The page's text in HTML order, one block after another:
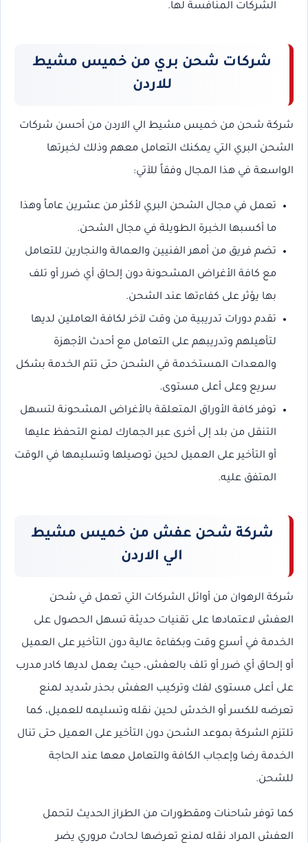
الشركات المنافسة لها.
شركات شحن بري من خميس مشيط
للاردن
شركة شحن من خميس مشيط الي الاردن من أحسن شركات
الشحن البري التي يمكنك التعامل معهم وذلك لخبرتها
الواسعة في هذا المجال وفقاً للآتي:
تعمل في مجال الشحن البري لأكثر من عشرين عاماً وهذا
ما أكسبها الخبرة الطويلة في مجال الشحن.
تضم فريق من أمهر الفنيين والعمالة والنجارين للتعامل
مع كافة الأغراض المشحونة دون إلحاق أي ضرر أو تلف
بها يؤثر على كفاءتها عند الشحن.
تقدم دورات تدريبية من وقت لآخر لكافة العاملين لديها
لتأهيلهم وتدريبهم على التعامل مع أحدث الأجهزة
والمعدات المستخدمة في الشحن حتى تتم الخدمة بشكل
سريع وعلى أعلى مستوى.
توفر كافة الأوراق المتعلقة بالأغراض المشحونة لتسهل
التنقل من بلد إلى أخرى عبر الجمارك لمنع التحفظ عليها
أو التأخير على العميل لحين توصيلها وتسليمها في الوقت
المتفق عليه.
شركة شحن عفش من خميس مشيط
الي الاردن
شركة الرهوان من أوائل الشركات التي تعمل في شحن
العفش لاعتمادها على تقنيات حديثة تسهل الحصول على
الخدمة في أسرع وقت وبكفاءة عالية دون التأخير على العميل
أو إلحاق أي ضرر أو تلف بالعفش، حيث يعمل لديها كادر مدرب
على أعلى مستوى لفك وتركيب العفش بحذر شديد لمنع
تعرضه للكسر أو الخدش لحين نقله وتسليمه للعميل، كما
تلتزم الشركة بموعد الشحن دون التأخير على العميل حتى تنال
الخدمة رضا وإعجاب الكافة والتعامل معها عند الحاجة
للشحن.
كما توفر شاحنات ومقطورات من الطراز الحديث لتحمل
العفش المراد نقله لمنع تعرضها لحادث مروري يضر